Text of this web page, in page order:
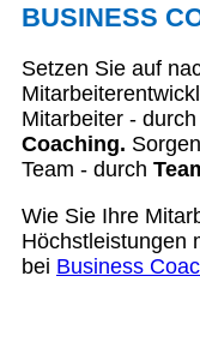
BUSINESS
Setzen Sie auf
Mitarbeiter - durch
Coaching.
Team - durch
Wie Sie Ihre
Höchstleistungen
bei Business